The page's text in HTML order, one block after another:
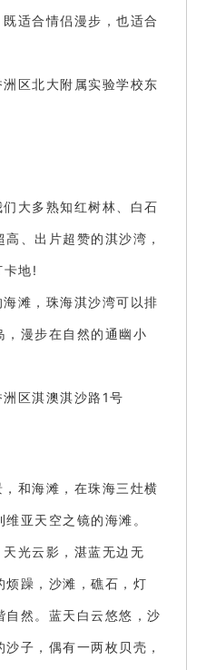
适合情侣漫步，也适合
区北大附属实验学校东
大多熟知红树林、白石
、出片超赞的淇沙湾，
卡地!
滩，珠海淇沙湾可以排
，漫步在自然的通幽小
区淇澳淇沙路1号
和海滩，在珠海三灶横
亚天空之镜的海滩。
光云影，湛蓝无边无
烦躁，沙滩，礁石，灯
然。蓝天白云悠悠，沙
子，偶有一两枚贝壳，